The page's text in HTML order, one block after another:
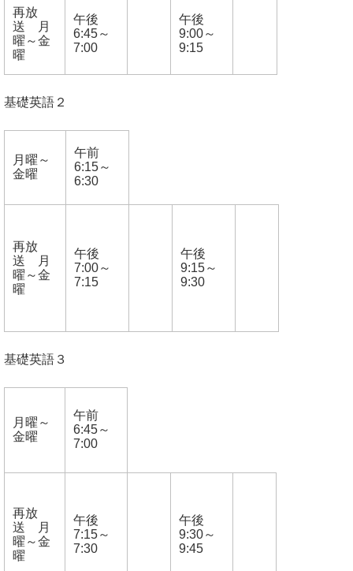
再放
送 月
曜～金
曜
午後
6:45～
7:00
午後
9:00～
9:15
基礎英語２
月曜～
金曜
午前
6:15～
6:30
再放
送 月
曜～金
曜
午後
7:00～
7:15
午後
9:15～
9:30
基礎英語３
月曜～
金曜
午前
6:45～
7:00
再放
送 月
曜～金
曜
午後
7:15～
7:30
午後
9:30～
9:45